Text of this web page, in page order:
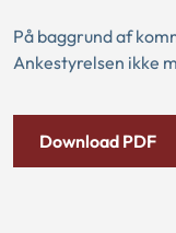
På baggrund af
Ankestyrelsen ikke
Download PDF